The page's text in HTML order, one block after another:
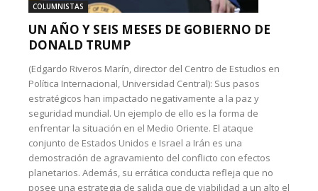
COLUMNISTAS
UN AÑO Y SEIS MESES DE GOBIERNO DE
DONALD TRUMP
(Edgardo Riveros Marín, director del Centro de Estudios en
Política Internacional, Universidad Central): Sus pasos
estratégicos han impactado negativamente a la paz y
seguridad mundial. Un ejemplo de ello es la forma de
enfrentar la situación en el Medio Oriente. El ataque
conjunto de Estados Unidos e Israel a Irán es una
demostración de agravamiento del conflicto con efectos
planetarios. Además, su errática conducta refleja que no
posee una estrategia de salida que de viabilidad a un alto el